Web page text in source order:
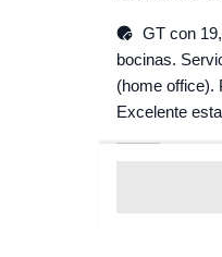
GT con
bocinas.
(home office).
Excelente